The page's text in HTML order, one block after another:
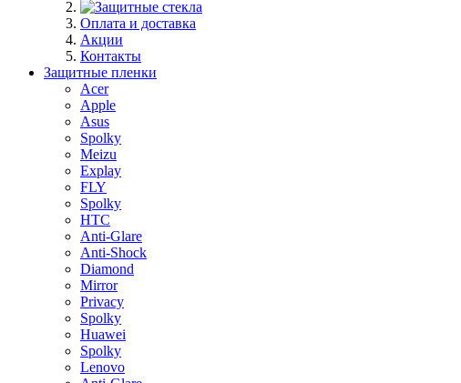
Оплата и доставка
Акции
Контакты
Защитные пленки
Acer
Apple
Asus
Spolky
Meizu
Explay
FLY
Spolky
HTC
Anti-Glare
Anti-Shock
Diamond
Mirror
Privacy
Spolky
Huawei
Spolky
Lenovo